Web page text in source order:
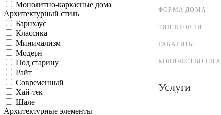
ФОРМА ДОМА
ТИП КРОВЛИ
ГАБАРИТЫ
КОЛИЧЕСТВО
Услуги
Монолитно-каркасные дома
Архитектурный стиль
Барнхаус
Классика
Минимализм
Модерн
Под старину
Райт
Современный
Хай-тек
Шале
Архитектурные элементы